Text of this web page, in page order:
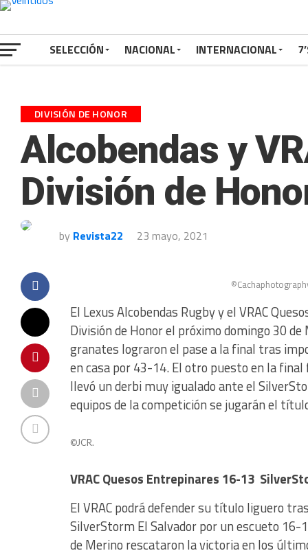
SELECCIÓN NACIONAL INTERNACIONAL
DIVISIÓN DE HONOR
Alcobendas y
División de
by Revista22 23 mayo, 2021
El Lexus Alcobendas Rugby y el VRAC
División de Honor el próximo domingo 30
granates lograron el pase a la final tras
en casa por 43-14. El otro puesto en la final
llevó un derbi muy igualado ante el
equipos de la competición se jugarán el
©JCR.
VRAC Quesos Entrepinares 16-13
El VRAC podrá defender su título liguero
SilverStorm El Salvador por un escueto
de Merino rescataron la victoria en los